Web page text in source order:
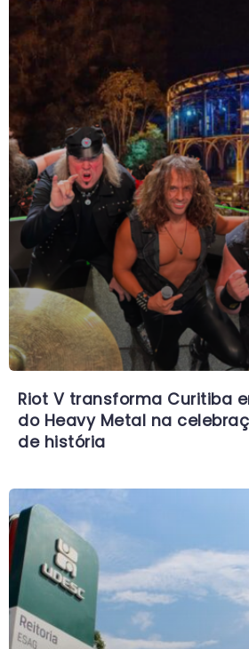
Riot V transforma Curitiba
do Heavy Metal na
de história